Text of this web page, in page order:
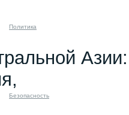
Политика
Безопасность